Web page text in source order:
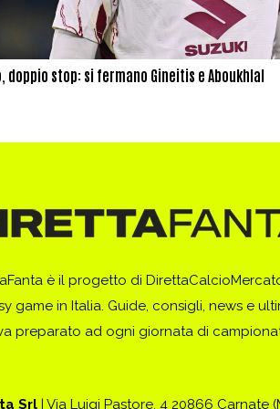
doppio stop: si fermano Gineitis e Aboukhlal
è il progetto di
game in Italia. Guide, consigli, news e
preparato ad ogni giornata di
Srl | Via Luigi Pastore, 4 20866 Carnate